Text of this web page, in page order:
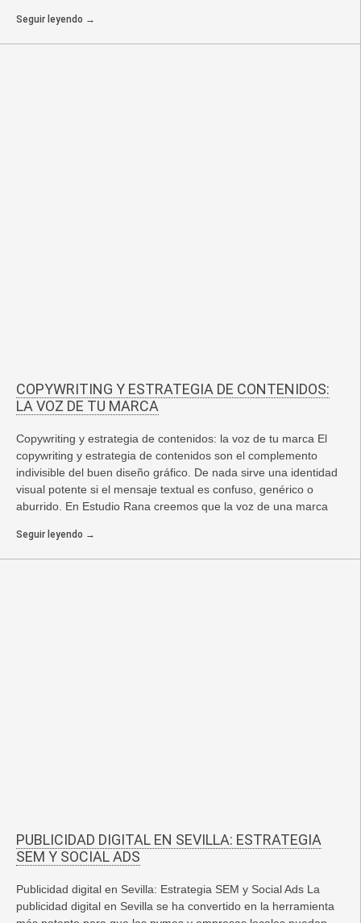
Seguir leyendo →
COPYWRITING Y ESTRATEGIA DE CONTENIDOS:
LA VOZ DE TU MARCA
Copywriting y estrategia de contenidos: la voz de tu marca El
copywriting y estrategia de contenidos son el complemento
indivisible del buen diseño gráfico. De nada sirve una identidad
visual potente si el mensaje textual es confuso, genérico o
aburrido. En Estudio Rana creemos que la voz de una marca
Seguir leyendo →
PUBLICIDAD DIGITAL EN SEVILLA: ESTRATEGIA
SEM Y SOCIAL ADS
Publicidad digital en Sevilla: Estrategia SEM y Social Ads La
publicidad digital en Sevilla se ha convertido en la herramienta